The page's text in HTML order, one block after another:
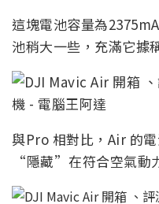
這塊電池容量為
池稍大一些，充滿它據
與Pro 相對比，Air 的
“隱藏”在符合空氣動